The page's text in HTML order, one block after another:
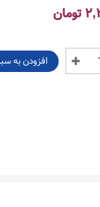
تومان
افزودن به